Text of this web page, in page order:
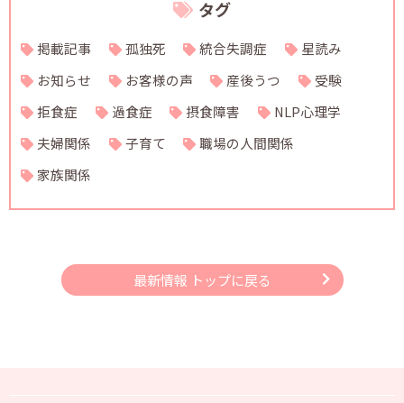
タグ
掲載記事 孤独死 統合失調症
星読み
お知らせ
お客様の声 産後うつ
受験
拒食症
過食症 摂食障害
NLP心理学
夫婦関係
子育て
職場の人間関係
家族関係
最新情報 トップに戻る